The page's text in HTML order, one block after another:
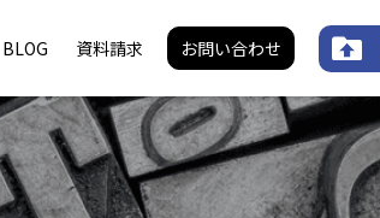
BLOG 資料請求 お問い合わせ